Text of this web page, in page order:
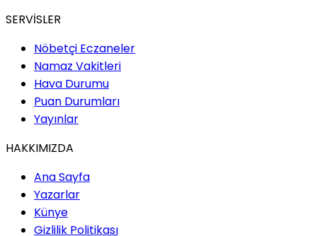
SERVİSLER
Nöbetçi Eczaneler
Namaz Vakitleri
Hava Durumu
Puan Durumları
Yayınlar
HAKKIMIZDA
Ana Sayfa
Yazarlar
Künye
Gizlilik Politikası